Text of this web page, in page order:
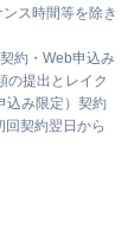
ス時間等を除き
約・Web申込み
の提出とレイク
込み限定）契約
契約翌日から